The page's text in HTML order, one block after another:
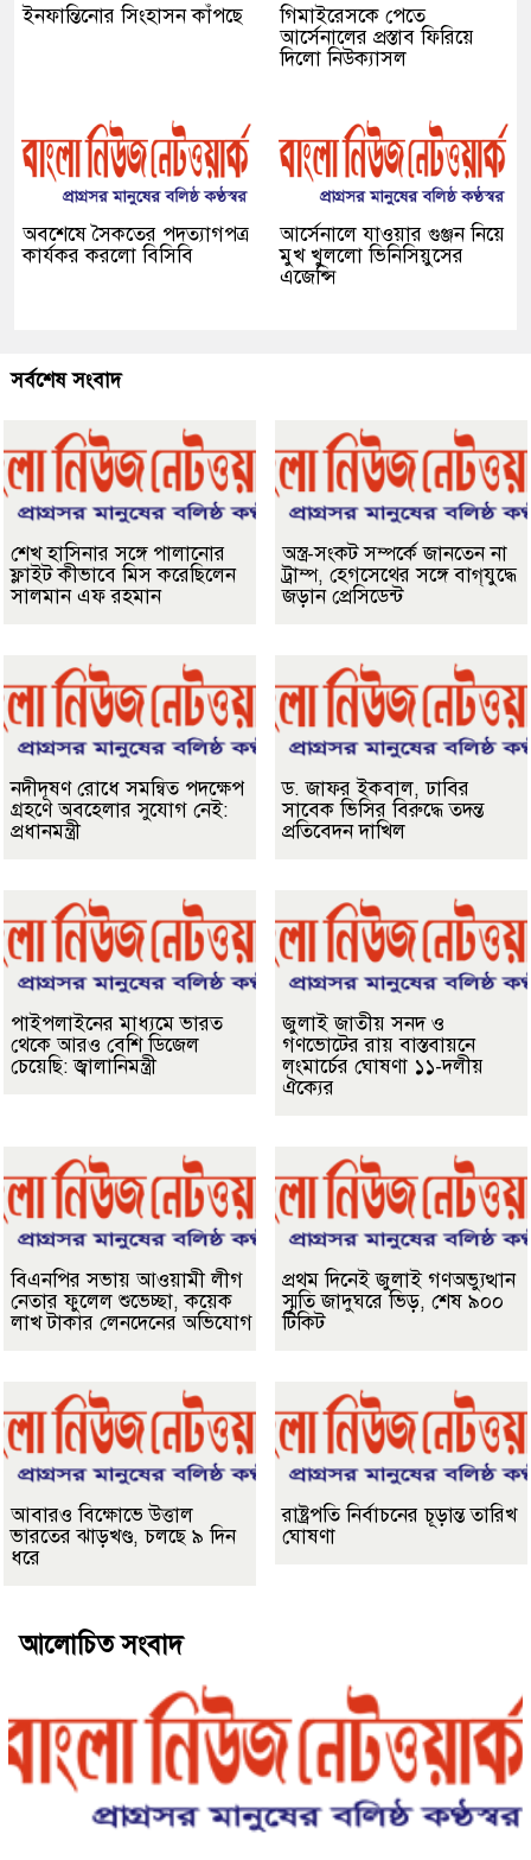
ইনফান্তিনোর সিংহাসন কাঁপছে
গিমাইরেসকে পেতে
আর্সেনালের প্রস্তাব ফিরিয়ে
দিলো নিউক্যাসল
অবশেষে সৈকতের পদত্যাগপত্র
কার্যকর করলো বিসিবি
আর্সেনালে যাওয়ার গুঞ্জন নিয়ে
মুখ খুললো ভিনিসিয়ুসের
এজেন্সি
সর্বশেষ সংবাদ
শেখ হাসিনার সঙ্গে পালানোর
ফ্লাইট কীভাবে মিস করেছিলেন
সালমান এফ রহমান
অস্ত্র-সংকট সম্পর্কে জানতেন না
ট্রাম্প, হেগসেথের সঙ্গে বাগ্‌যুদ্ধে
জড়ান প্রেসিডেন্ট
নদীদূষণ রোধে সমন্বিত পদক্ষেপ
গ্রহণে অবহেলার সুযোগ নেই:
প্রধানমন্ত্রী
ড. জাফর ইকবাল, ঢাবির
সাবেক ভিসির বিরুদ্ধে তদন্ত
প্রতিবেদন দাখিল
পাইপলাইনের মাধ্যমে ভারত
থেকে আরও বেশি ডিজেল
চেয়েছি: জ্বালানিমন্ত্রী
জুলাই জাতীয় সনদ ও
গণভোটের রায় বাস্তবায়নে
লংমার্চের ঘোষণা ১১-দলীয়
ঐক্যের
বিএনপির সভায় আওয়ামী লীগ
নেতার ফুলেল শুভেচ্ছা, কয়েক
লাখ টাকার লেনদেনের অভিযোগ
প্রথম দিনেই জুলাই গণঅভ্যুত্থান
স্মৃতি জাদুঘরে ভিড়, শেষ ৯০০
টিকিট
আবারও বিক্ষোভে উত্তাল
ভারতের ঝাড়খণ্ড, চলছে ৯ দিন
ধরে
রাষ্ট্রপতি নির্বাচনের চূড়ান্ত তারিখ
ঘোষণা
আলোচিত সংবাদ